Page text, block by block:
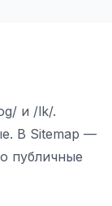
и /lk/.
В Sitemap —
публичные